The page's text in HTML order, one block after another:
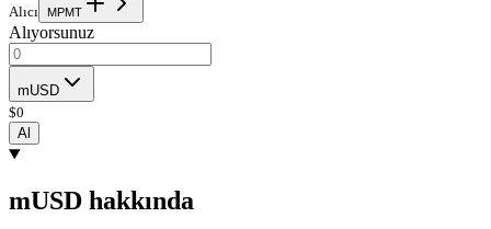
Alıcı MPMT
Alıyorsunuz
mUSD
$0
Al
mUSD hakkında